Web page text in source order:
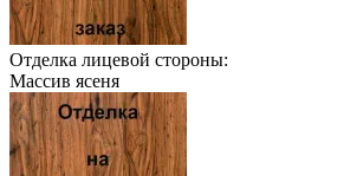
Отделка лицевой стороны:
Массив ясеня